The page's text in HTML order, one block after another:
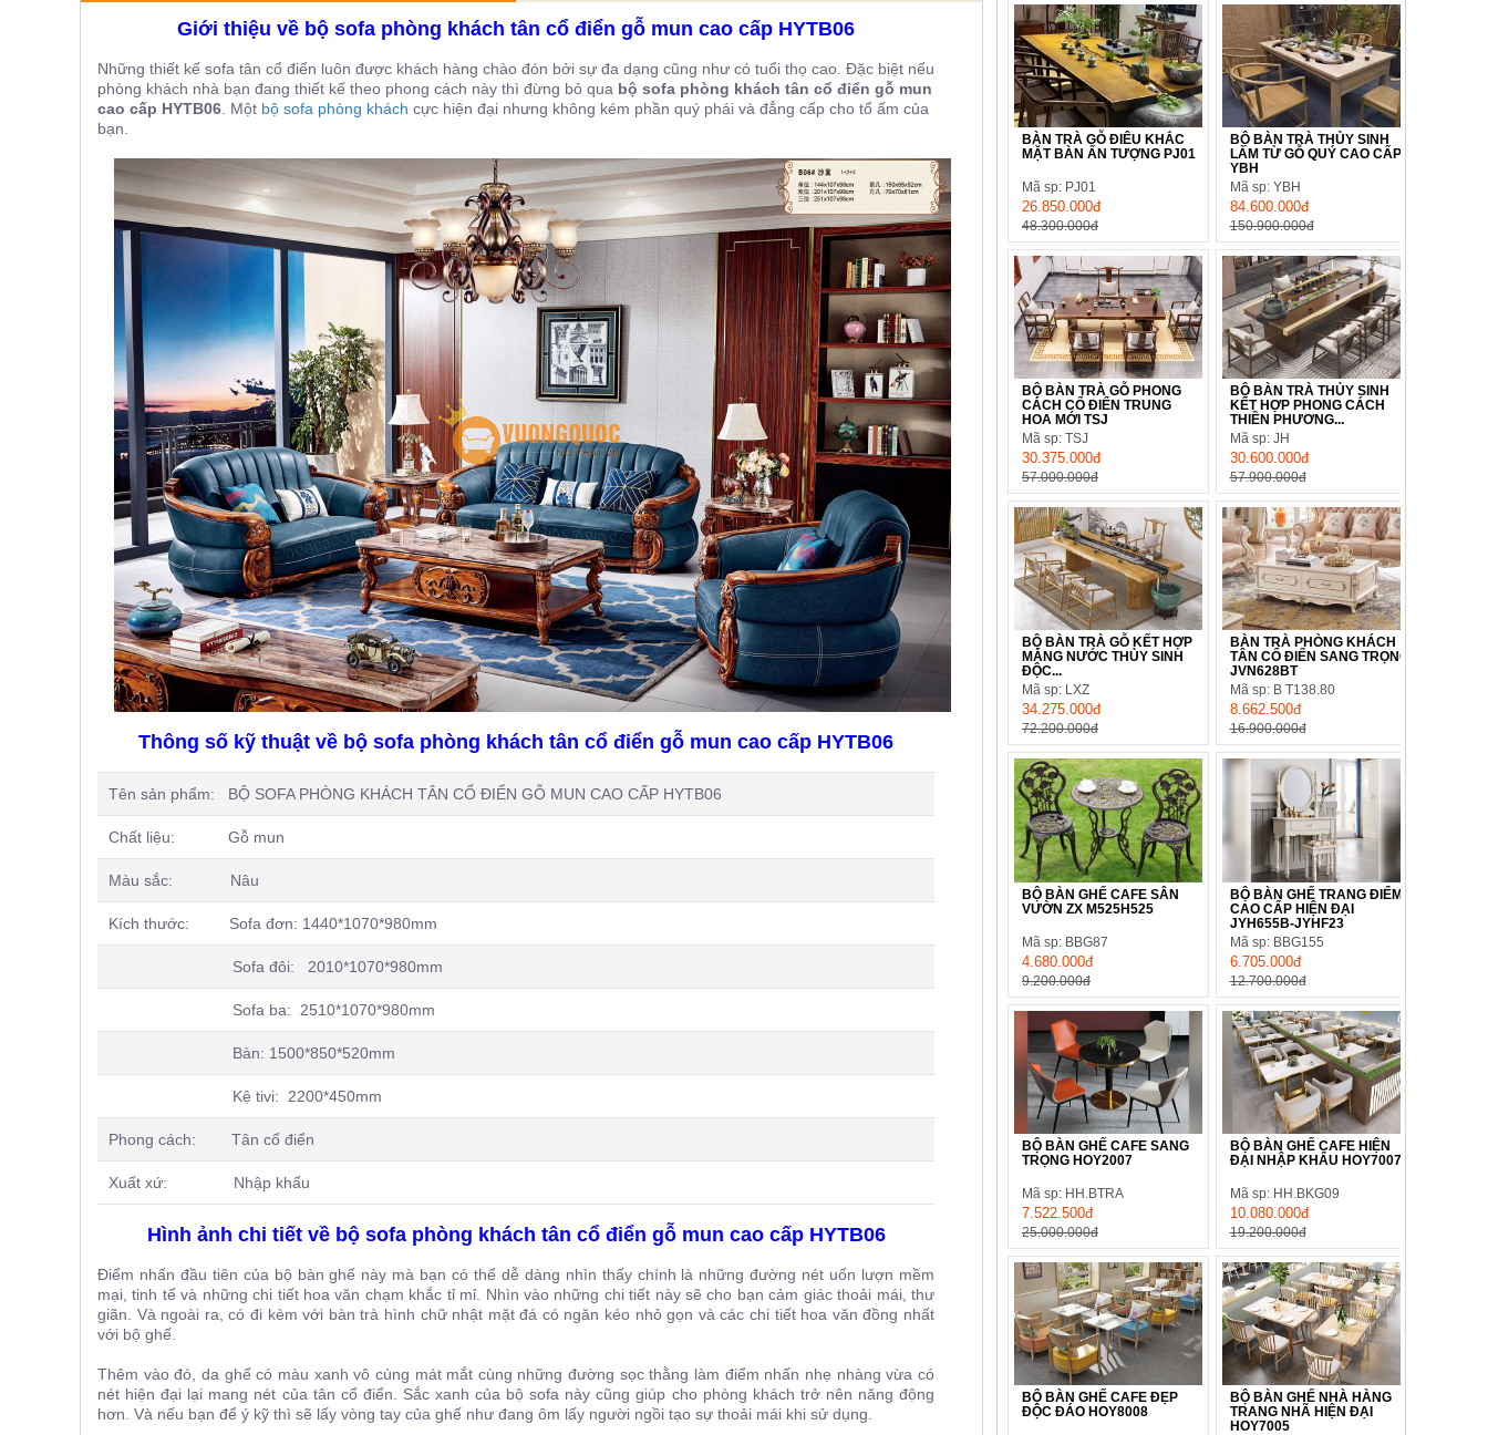
Giới thiệu về bộ sofa phòng khách tân cổ điển gỗ mun cao cấp HYTB06
Những thiết kế sofa tân cổ điển luôn được khách hàng chào đón bởi sự đa dạng cũng như có tuổi thọ cao. Đặc biệt nếu
phòng khách nhà bạn đang thiết kế theo phong cách này thì đừng bỏ qua bộ sofa phòng khách tân cổ điển gỗ mun
cao cấp HYTB06 . Một bộ sofa phòng khách cực hiện đại nhưng không kém phần quý phái và đẳng cấp cho tổ ấm của
bạn.
Thông số kỹ thuật về bộ sofa phòng khách tân cổ điển gỗ mun cao cấp HYTB06
Tên sản phẩm: BỘ SOFA PHÒNG KHÁCH TÂN CỔ ĐIỂN GỖ MUN CAO CẤP HYTB06
Chất liệu: Gỗ mun
Màu sắc: Nâu
Kích thước: Sofa đơn: 1440*1070*980mm
Sofa đôi: 2010*1070*980mm
Sofa ba: 2510*1070*980mm
Bàn: 1500*850*520mm
Kệ tivi: 2200*450mm
Phong cách: Tân cổ điển
Xuất xứ: Nhập khẩu
Hình ảnh chi tiết về bộ sofa phòng khách tân cổ điển gỗ mun cao cấp HYTB06
Điểm nhấn đầu tiên của bộ bàn ghế này mà bạn có thể dễ dàng nhìn thấy chính là những đường nét uốn lượn mềm
mại, tinh tế và những chi tiết hoa văn chạm khắc tỉ mỉ. Nhìn vào những chi tiết này sẽ cho bạn cảm giác thoải mái, thư
giãn. Và ngoài ra, có đi kèm với bàn trà hình chữ nhật mặt đá có ngăn kéo nhỏ gọn và các chi tiết hoa văn đồng nhất
với bộ ghế.
Thêm vào đó, da ghế có màu xanh vô cùng mát mắt cùng những đường sọc thằng làm điểm nhấn nhẹ nhàng vừa có
nét hiện đại lại mang nét của tân cổ điển. Sắc xanh của bộ sofa này cũng giúp cho phòng khách trở nên năng động
hơn. Và nếu bạn để ý kỹ thì sẽ lấy vòng tay của ghế như đang ôm lấy người ngồi tạo sự thoải mái khi sử dụng.
BÀN TRÀ GỖ ĐIÊU KHẮC
MẶT BÀN ẤN TƯỢNG PJ01
Mã sp: PJ01
26.850.000đ
48.300.000đ
BỘ BÀN TRÀ THỦY SINH
LÀM TỪ GỖ QUÝ CAO CẤP
YBH
Mã sp: YBH
84.600.000đ
150.900.000đ
BỘ BÀN TRÀ GỖ PHONG
CÁCH CỔ ĐIỂN TRUNG
HOA MỚI TSJ
Mã sp: TSJ
30.375.000đ
57.000.000đ
BỘ BÀN TRÀ THỦY SINH
KẾT HỢP PHONG CÁCH
THIỀN PHƯƠNG...
Mã sp: JH
30.600.000đ
57.900.000đ
BỘ BÀN TRÀ GỖ KẾT HỢP
MÁNG NƯỚC THỦY SINH
ĐỘC...
Mã sp: LXZ
34.275.000đ
72.200.000đ
BÀN TRÀ PHÒNG KHÁCH
TÂN CỔ ĐIỂN SANG TRỌNG
JVN628BT
Mã sp: B T138.80
8.662.500đ
16.900.000đ
BỘ BÀN GHẾ CAFE SÂN
VƯỜN ZX M525H525
Mã sp: BBG87
4.680.000đ
9.200.000đ
BỘ BÀN GHẾ TRANG ĐIỂM
CAO CẤP HIỆN ĐẠI
JYH655B-JYHF23
Mã sp: BBG155
6.705.000đ
12.700.000đ
BỘ BÀN GHẾ CAFE SANG
TRỌNG HOY2007
Mã sp: HH.BTRA
7.522.500đ
25.000.000đ
BỘ BÀN GHẾ CAFE HIỆN
ĐẠI NHẬP KHẨU HOY7007
Mã sp: HH.BKG09
10.080.000đ
19.200.000đ
BỘ BÀN GHẾ CAFE ĐẸP
ĐỘC ĐÁO HOY8008
BỘ BÀN GHẾ NHÀ HÀNG
TRANG NHÃ HIỆN ĐẠI
HOY7005